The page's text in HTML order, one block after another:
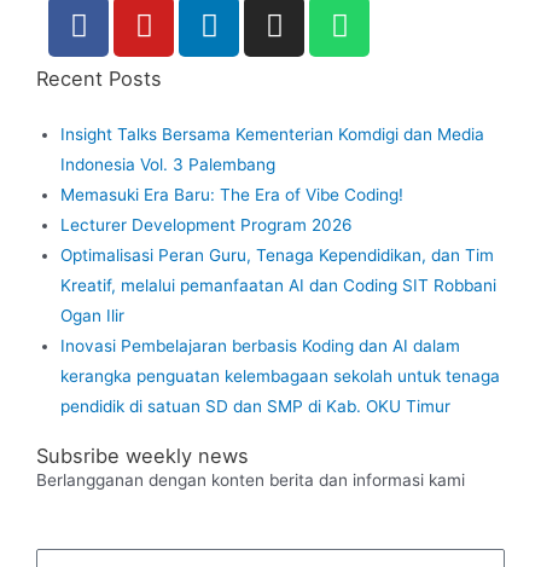
Recent Posts
Insight Talks Bersama Kementerian Komdigi dan Media
Indonesia Vol. 3 Palembang
Memasuki Era Baru: The Era of Vibe Coding!
Lecturer Development Program 2026
Optimalisasi Peran Guru, Tenaga Kependidikan, dan Tim
Kreatif, melalui pemanfaatan AI dan Coding SIT Robbani
Ogan Ilir
Inovasi Pembelajaran berbasis Koding dan AI dalam
kerangka penguatan kelembagaan sekolah untuk tenaga
pendidik di satuan SD dan SMP di Kab. OKU Timur
Subsribe weekly news
Berlangganan dengan konten berita dan informasi kami